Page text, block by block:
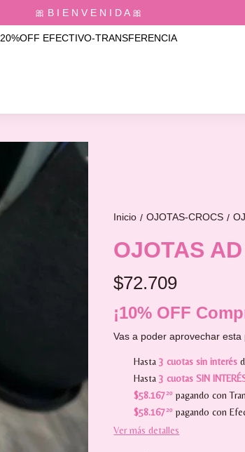
🎀 B I E N V E N I D A 🎀
20%OFF EFECTIVO-TRANSFERENCIA
Inicio / OJOTAS-CROCS /
OJOTAS
$72.709
¡10% OFF
Vas a poder aprovechar
Hasta3 cuotas sin interés
Hasta3 cuotas SIN
$58.16720 pagando con
$58.16720 pagando con
Ver más detalles